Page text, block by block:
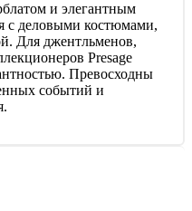
и элегантным
с деловыми костюмами,
Для джентльменов,
Presage
Превосходны
событий и